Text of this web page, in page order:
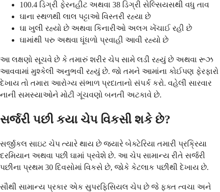
100.4 ડિગ્રી ફેરનહીટ અથવા 38 ડિગ્રી સેલ્સિયસથી વધુ તાવ
ઘાના સ્થળથી લાલ પટ્ટાઓ વિસ્તરી રહ્યા છે
ઘા ખુલી રહ્યો છે અથવા કિનારીઓ અલગ ખેંચાઈ રહી છે
ઘામાંથી પરુ અથવા ધૂંધળો પ્રવાહી આવી રહ્યો છે
આ લક્ષણો સૂચવે છે કે તમારું શરીર ચેપ સામે લડી રહ્યું છે અથવા રૂઝ
આવવામાં મુશ્કેલી અનુભવી રહ્યું છે. જો તમને આમાંના કોઈપણ ફેરફારો
દેખાય તો તમારા આરોગ્ય સંભાળ પ્રદાતાનો સંપર્ક કરો. વહેલી સારવાર
નાની સમસ્યાઓને મોટી ગૂંચવણો બનતી અટકાવે છે.
સર્જરી પછી કયા ચેપ વિકસી શકે છે?
સર્જીકલ સાઇટ ચેપ ત્યારે થાય છે જ્યારે બેક્ટેરિયા તમારી પ્રક્રિયા
દરમિયાન અથવા પછી ઘામાં પ્રવેશે છે. આ ચેપ સામાન્ય રીતે સર્જરી
પછીના પ્રથમ 30 દિવસોમાં વિકસે છે, જોકે કેટલાક પછીથી દેખાય છે.
સૌથી સામાન્ય પ્રકાર એક સુપરફિસિયલ ચેપ છે જે ફક્ત ત્વચા અને